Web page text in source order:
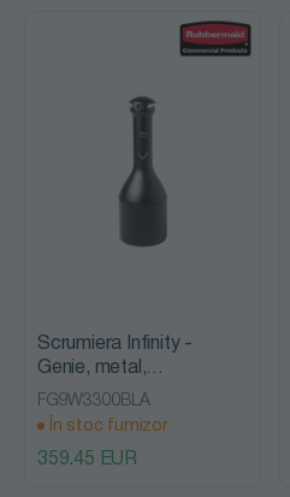
Scrumiera Infinity -
Genie, metal,
Rubbermaid
FG9W3300BLA
În stoc furnizor
359.45 EUR